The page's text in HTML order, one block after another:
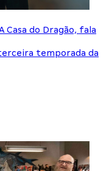
Casa do Dragão, fala
temporada da